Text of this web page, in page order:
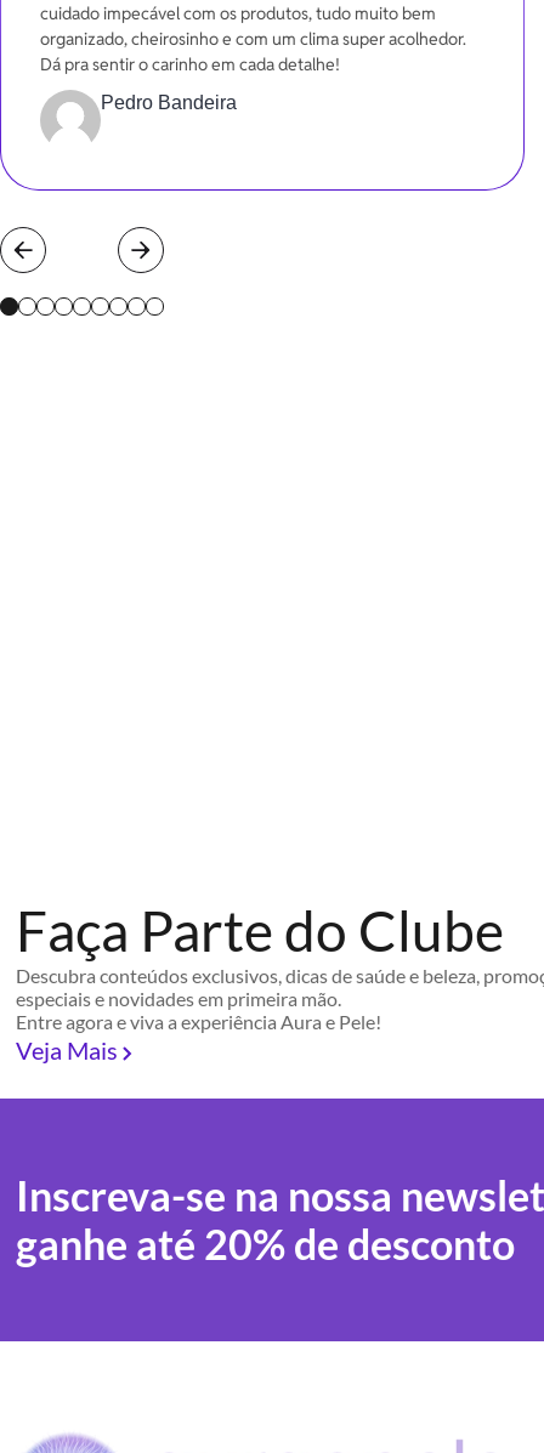
cuidado impecável com os produtos, tudo muito bem
organizado, cheirosinho e com um clima super acolhedor.
Dá pra sentir o carinho em cada detalhe!
Pedro Bandeira
Faça Parte do Clube
Descubra conteúdos exclusivos, dicas de saúde e beleza,
especiais e novidades em primeira mão.
Entre agora e viva a experiência Aura e Pele!
Veja Mais
Inscreva-se na nossa
ganhe até 20% de desconto